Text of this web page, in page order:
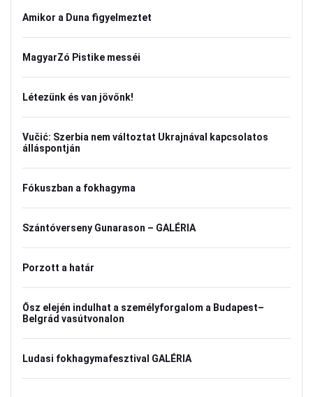
Amikor a Duna figyelmeztet
MagyarZó Pistike messéi
Létezünk és van jövőnk!
Vučić: Szerbia nem változtat Ukrajnával kapcsolatos
álláspontján
Fókuszban a fokhagyma
Szántóverseny Gunarason – GALÉRIA
Porzott a határ
Ősz elején indulhat a személyforgalom a Budapest–
Belgrád vasútvonalon
Ludasi fokhagymafesztival GALÉRIA